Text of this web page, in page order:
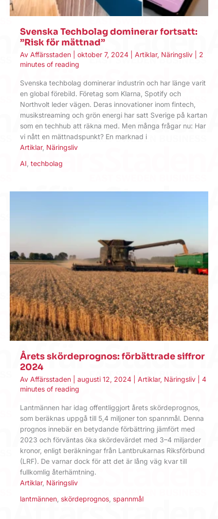
Svenska Techbolag dominerar fortsatt:
”Risk för mättnad”
Av Affärsstaden oktober 7, 2024 Artiklar, Näringsliv
2
minutes of reading
Svenska techbolag dominerar industrin och har länge varit
en global förebild. Företag som Klarna, Spotify och
Northvolt leder vägen. Deras innovationer inom fintech,
musikstreaming och grön energi har satt Sverige på kartan
som en techhub att räkna med. Men många frågar nu: Har
vi nått en mättnadspunkt? En marknad i
Artiklar, Näringsliv
AI techbolag
Årets skördeprognos: förbättrade siffror
2024
Av Affärsstaden augusti 12, 2024 Artiklar, Näringsliv
4
minutes of reading
Lantmännen har idag offentliggjort årets skördeprognos,
som beräknas uppgå till 5,4 miljoner ton spannmål. Denna
prognos innebär en betydande förbättring jämfört med
2023 och förväntas öka skördevärdet med 3–4 miljarder
kronor, enligt beräkningar från Lantbrukarnas Riksförbund
(LRF). De varnar dock för att det är lång väg kvar till
fullkomlig återhämtning.
Artiklar, Näringsliv
lantmännen skördeprognos spannmål